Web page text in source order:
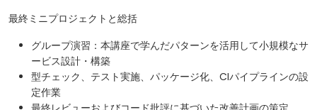
最終ミニプロジェクトと総括
グループ演習：本講座で学んだパターンを活用して小規模なサ
ービス設計・構築
型チェック、テスト実施、パッケージ化、CIパイプラインの設
定作業